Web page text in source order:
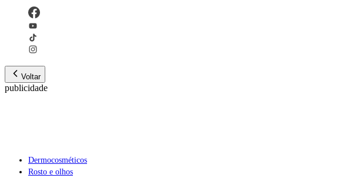
Voltar
publicidade
Dermocosméticos
Rosto e olhos